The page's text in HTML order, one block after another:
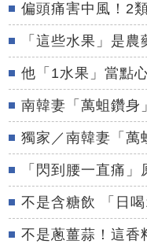
偏頭痛害中風！2
「這些水果」是
他「1水果」當點
南韓妻「萬蛆鑽身
獨家／南韓妻「萬
「閃到腰一直痛
不是含糖飲 「日
不是蔥薑蒜！這香